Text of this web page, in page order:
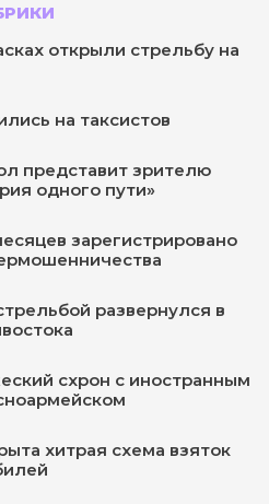
открыли стрельбу на
на таксистов
представит зрителю
одного пути»
зарегистрировано
развернулся в
схрон с иностранным
хитрая схема взяток